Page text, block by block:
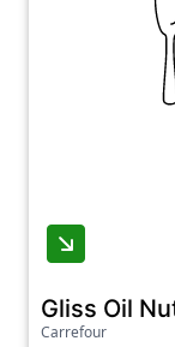
Gliss Oil
Carrefour